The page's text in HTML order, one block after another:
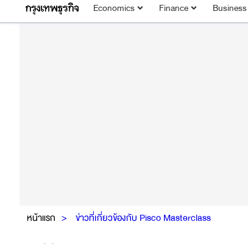
Economics Finance Business
หน้าแรก ข่าวที่เกี่ยวข้องกับ Pisco Masterclass